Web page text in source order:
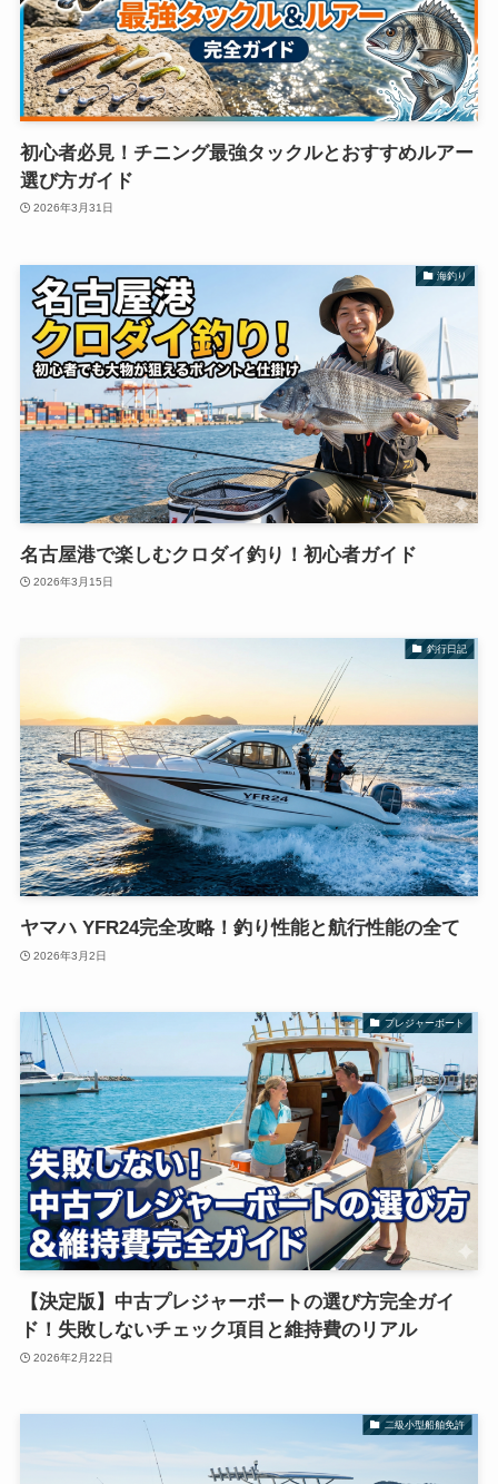
初心者必見！チニング最強タックルとおすすめルアー
選び方ガイド
2026年3月31日
海釣り
名古屋港で楽しむクロダイ釣り！初心者ガイド
2026年3月15日
釣行日記
ヤマハ YFR24完全攻略！釣り性能と航行性能の全て
2026年3月2日
プレジャーボート
【決定版】中古プレジャーボートの選び方完全ガイ
ド！失敗しないチェック項目と維持費のリアル
2026年2月22日
二級小型船舶免許